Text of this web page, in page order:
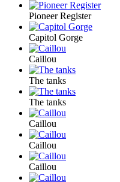
Pioneer Register
Capitol Gorge
Caillou
The tanks
The tanks
Caillou
Caillou
Caillou